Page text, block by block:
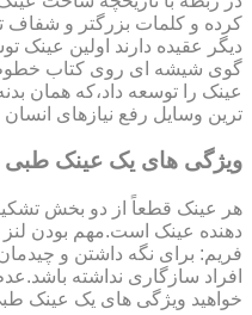
کرده و کلمات بزرگتر و شفاف
عینک را توسعه داد،که همان
ترین وسایل رفع نیازهای
ویژگی های یک عینک
هر عینک قطعاً از دو بخش
دهنده عینک است.مهم بودن
فریم: برای نگه داشتن و
افراد سازگاری نداشته
خواهید ویژگی های یک عینک